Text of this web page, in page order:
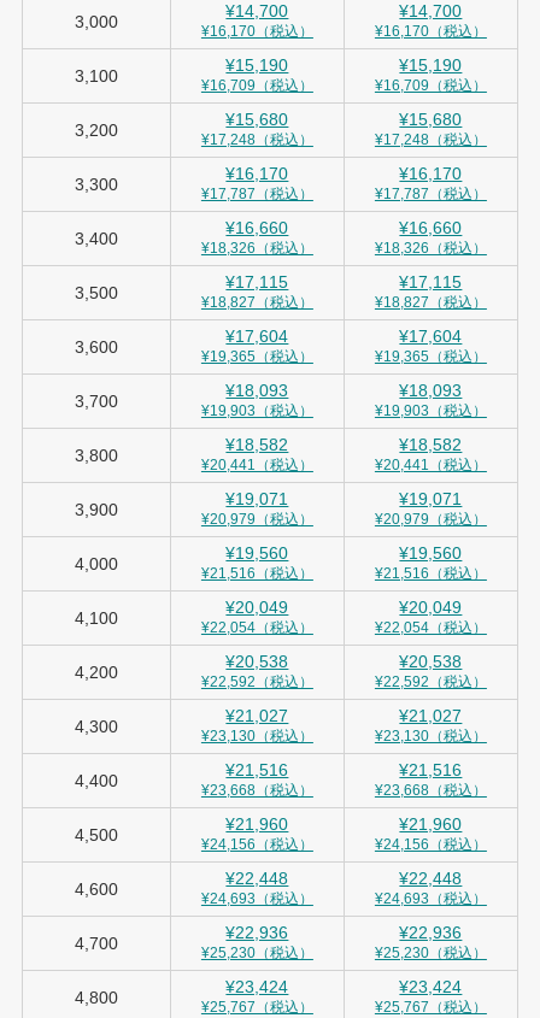
3,000
¥14,700
¥16,170（税込）
¥14,700
¥16,170（税込）
3,100
¥15,190
¥16,709（税込）
¥15,190
¥16,709（税込）
3,200
¥15,680
¥17,248（税込）
¥15,680
¥17,248（税込）
3,300
¥16,170
¥17,787（税込）
¥16,170
¥17,787（税込）
3,400
¥16,660
¥18,326（税込）
¥16,660
¥18,326（税込）
3,500
¥17,115
¥18,827（税込）
¥17,115
¥18,827（税込）
3,600
¥17,604
¥19,365（税込）
¥17,604
¥19,365（税込）
3,700
¥18,093
¥19,903（税込）
¥18,093
¥19,903（税込）
3,800
¥18,582
¥20,441（税込）
¥18,582
¥20,441（税込）
3,900
¥19,071
¥20,979（税込）
¥19,071
¥20,979（税込）
4,000
¥19,560
¥21,516（税込）
¥19,560
¥21,516（税込）
4,100
¥20,049
¥22,054（税込）
¥20,049
¥22,054（税込）
4,200
¥20,538
¥22,592（税込）
¥20,538
¥22,592（税込）
4,300
¥21,027
¥23,130（税込）
¥21,027
¥23,130（税込）
4,400
¥21,516
¥23,668（税込）
¥21,516
¥23,668（税込）
4,500
¥21,960
¥24,156（税込）
¥21,960
¥24,156（税込）
4,600
¥22,448
¥24,693（税込）
¥22,448
¥24,693（税込）
4,700
¥22,936
¥25,230（税込）
¥22,936
¥25,230（税込）
4,800
¥23,424
¥25,767（税込）
¥23,424
¥25,767（税込）